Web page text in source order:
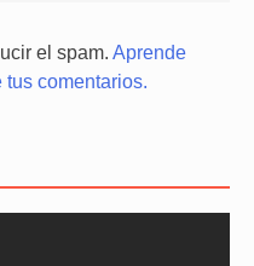
el spam. Aprende
comentarios.